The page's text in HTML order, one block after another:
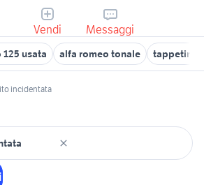
Vendi Messaggi
usata alfa romeo tonale tappetini
incidentata